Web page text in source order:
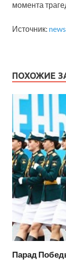
момента
Источник:
ПОХОЖИЕ
Парад